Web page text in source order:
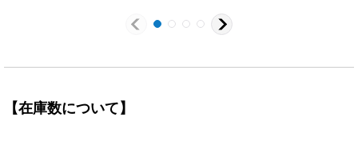
【在庫数について】